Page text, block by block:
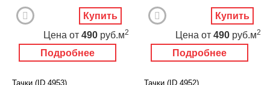
Подробнее
Цена от 490 руб.м2
Купить
Подробнее
Цена от 490 руб.м2
Купить
Тачки (ID 4953) Тачки (ID 4952)